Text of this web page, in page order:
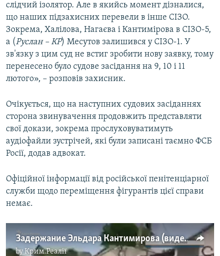
слідчий ізолятор. Але в якийсь момент дізналися,
що наших підзахисних перевели в інше СІЗО.
Зокрема, Халілова, Нагаєва і Кантимірова в СІЗО-5,
а (Руслан – КР) Месутов залишився у СІЗО-1. У
зв'язку з цим суд не встиг зробити нову заявку, тому
перенесено було судове засідання на 9, 10 і 11
лютого», – розповів захисник.
Очікується, що на наступних судових засіданнях
сторона звинувачення продовжить представляти
свої докази, зокрема прослуховуватимуть
аудіофайли зустрічей, які були записані таємно ФСБ
Росії, додав адвокат.
Офіційної інформації від російської пенітенціарної
служби щодо переміщення фігурантів цієї справи
немає.
Задержание Эльдара Кантимирова (видео)
byКрим.Реалії